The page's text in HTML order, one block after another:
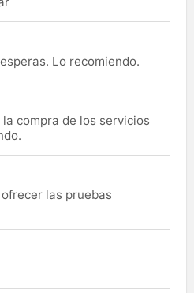
Lo recomiendo.
compra de los servicios
las pruebas